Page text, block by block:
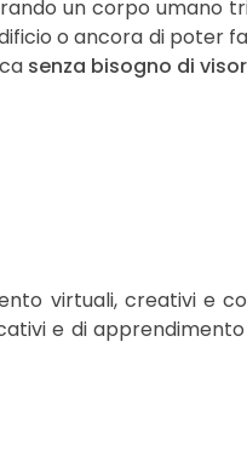
un corpo umano
o ancora di poter
senza bisogno di
virtuali, creativi e
e di